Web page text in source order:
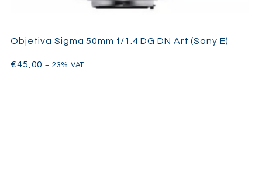
Objetiva Sigma 50mm f/1.4 DG DN Art (Sony E)
€45,00 + 23% VAT